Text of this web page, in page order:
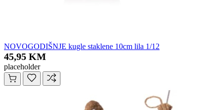
NOVOGODIŠNJE kugle staklene 10cm lila 1/12
45,95 KM
placeholder